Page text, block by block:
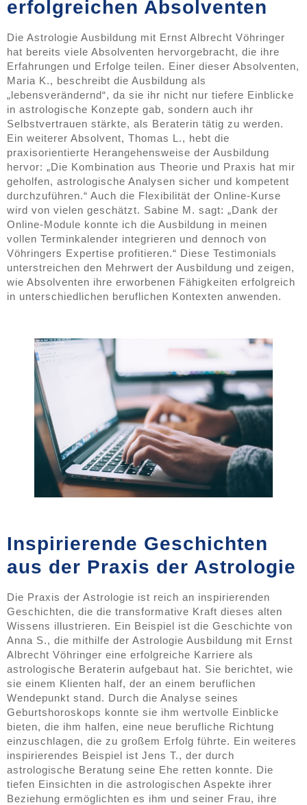
erfolgreichen Absolventen
Die Astrologie Ausbildung mit Ernst Albrecht Vöhringer
hat bereits viele Absolventen hervorgebracht, die ihre
Erfahrungen und Erfolge teilen. Einer dieser Absolventen,
Maria K., beschreibt die Ausbildung als
„lebensverändernd“, da sie ihr nicht nur tiefere Einblicke
in astrologische Konzepte gab, sondern auch ihr
Selbstvertrauen stärkte, als Beraterin tätig zu werden.
Ein weiterer Absolvent, Thomas L., hebt die
praxisorientierte Herangehensweise der Ausbildung
hervor: „Die Kombination aus Theorie und Praxis hat mir
geholfen, astrologische Analysen sicher und kompetent
durchzuführen.“ Auch die Flexibilität der Online-Kurse
wird von vielen geschätzt. Sabine M. sagt: „Dank der
Online-Module konnte ich die Ausbildung in meinen
vollen Terminkalender integrieren und dennoch von
Vöhringers Expertise profitieren.“ Diese Testimonials
unterstreichen den Mehrwert der Ausbildung und zeigen,
wie Absolventen ihre erworbenen Fähigkeiten erfolgreich
in unterschiedlichen beruflichen Kontexten anwenden.
Inspirierende Geschichten
aus der Praxis der Astrologie
Die Praxis der Astrologie ist reich an inspirierenden
Geschichten, die die transformative Kraft dieses alten
Wissens illustrieren. Ein Beispiel ist die Geschichte von
Anna S., die mithilfe der Astrologie Ausbildung mit Ernst
Albrecht Vöhringer eine erfolgreiche Karriere als
astrologische Beraterin aufgebaut hat. Sie berichtet, wie
sie einem Klienten half, der an einem beruflichen
Wendepunkt stand. Durch die Analyse seines
Geburtshoroskops konnte sie ihm wertvolle Einblicke
bieten, die ihm halfen, eine neue berufliche Richtung
einzuschlagen, die zu großem Erfolg führte. Ein weiteres
inspirierendes Beispiel ist Jens T., der durch
astrologische Beratung seine Ehe retten konnte. Die
tiefen Einsichten in die astrologischen Aspekte ihrer
Beziehung ermöglichten es ihm und seiner Frau, ihre